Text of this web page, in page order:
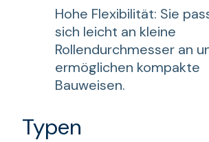
Hohe Flexibilität: Sie
sich leicht an kleine
Rollendurchmesser an
ermöglichen kompakte
Bauweisen.
Typen